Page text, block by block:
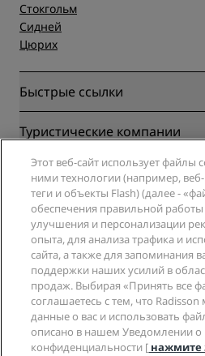
Стокгольм
Сидней
Цюрих
Быстрые ссылки
Radisson Rewards
Blog
Направления
Новые и будущие отели
Приложение Radisson Hotels
Отели со статусом Sports
Отели для семейного отдыха
Охрана здоровья и
Туристические компании
Партнеры
Турагенты
Компания
Radisson Hotel Group
СМИ
Вакансии в RHG
Вакансии в PPHE
Вакансии в EHL
The Club by RHG
Возможности развития
Социально ответственный бизнес
Закупки
Юридическая информация
Центр конфиденциальности
Правовая оговорка
Условия и положения
Соглашение о пользовании
Цифровая доступность
Заявление о современном
Помощь
Уведомления для клиентов
Контактная информация
Часто задаваемые вопросы
Карта сайта
Социальные сети
Бренды Radisson Hotels
Этот веб-сайт использует файлы
ними технологии (например,
теги и объекты Flash) (далее -
обеспечения правильной работы
улучшения и персонализации
опыта, для анализа трафика и
сайта, а также для запоминания
поддержки наших усилий в
продаж. Выбирая «Принять все
соглашаетесь с тем, что
данные о вас и использовать
описано в нашем Уведомлении о
конфиденциальности [ нажмите